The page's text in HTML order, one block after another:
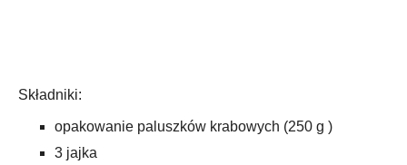
Składniki:
opakowanie paluszków krabowych (250 g )
3 jajka